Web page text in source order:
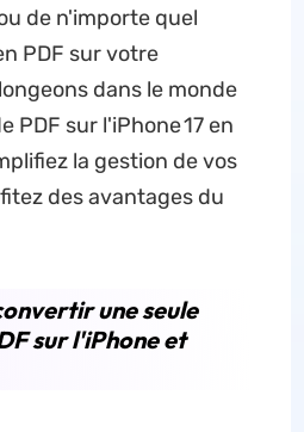
de n'importe quel
PDF sur votre
dans le monde
PDF sur l'iPhone 17 en
la gestion de vos
des avantages du
une seule
sur l'iPhone et